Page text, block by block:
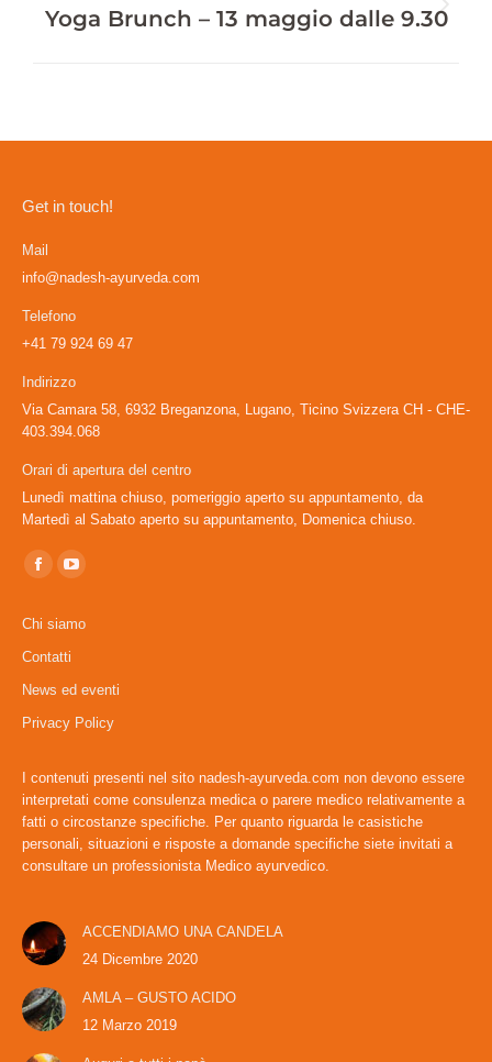
post
Prossimo
Yoga Brunch – 13 maggio dalle 9.30
Get in touch!
Mail
info@nadesh-ayurveda.com
Telefono
+41 79 924 69 47
Indirizzo
Via Camara 58, 6932 Breganzona, Lugano, Ticino Svizzera CH - CHE-
403.394.068
Orari di apertura del centro
Lunedì mattina chiuso, pomeriggio aperto su appuntamento, da
Martedì al Sabato aperto su appuntamento, Domenica chiuso.
Ci puoi trovare su:
Facebook
opens
in
new
window
YouTube
opens
in
new
window
Chi siamo
Contatti
News ed eventi
Privacy Policy
I contenuti presenti nel sito nadesh-ayurveda.com non devono essere
interpretati come consulenza medica o parere medico relativamente a
fatti o circostanze specifiche. Per quanto riguarda le casistiche
personali, situazioni e risposte a domande specifiche siete invitati a
consultare un professionista Medico ayurvedico.
ACCENDIAMO UNA CANDELA
24 Dicembre 2020
AMLA – GUSTO ACIDO
12 Marzo 2019